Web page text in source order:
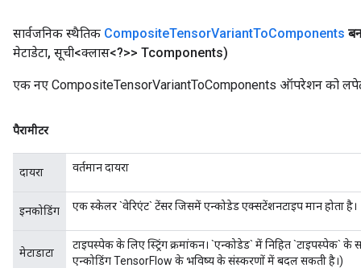
सार्वजनिक स्थैतिक CompositeTensorVariantToComponents
मेटाडेटा, सूची<क्लास<?>> Tcomponents)
एक नए CompositeTensorVariantToComponents ऑपरेशन को
पैरामीटर
दायरा वर्तमान दायरा
इनकोडिंग एक स्केलर `वेरिएंट` टेंसर जिसमें एन्कोडेड एक्सटेंशनटाइप मान होता है।
मेटाडाटा
टाइपस्पेक के लिए स्ट्रिंग क्रमांकन। `एन्कोडेड` में निहित `टाइपस्पेक` के
एन्कोडिंग TensorFlow के भविष्य के संस्करणों में बदल सकती है।)